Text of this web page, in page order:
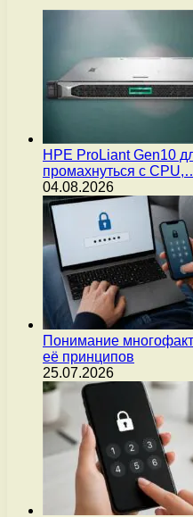
HPE ProLiant Gen10
промахнуться с
04.08.2026
Понимание
её принципов
25.07.2026